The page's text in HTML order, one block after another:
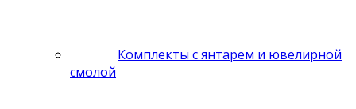
Комплекты с янтарем и ювелирной
смолой